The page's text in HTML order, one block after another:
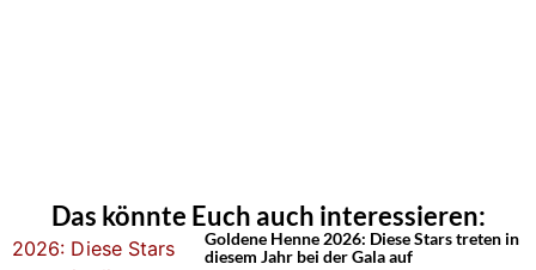
Das könnte Euch auch interessieren:
Goldene Henne 2026: Diese Stars treten in
diesem Jahr bei der Gala auf